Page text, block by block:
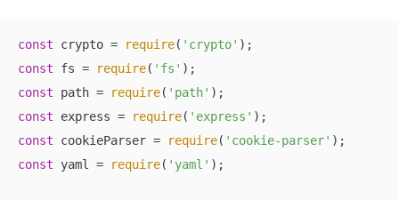
const crypto = require( 'crypto'
const fs = require( 'fs'
const path = require( 'path'
const express = require( 'express'
const cookieParser = require( 'cookie-parser'
const yaml = require( 'yaml' );